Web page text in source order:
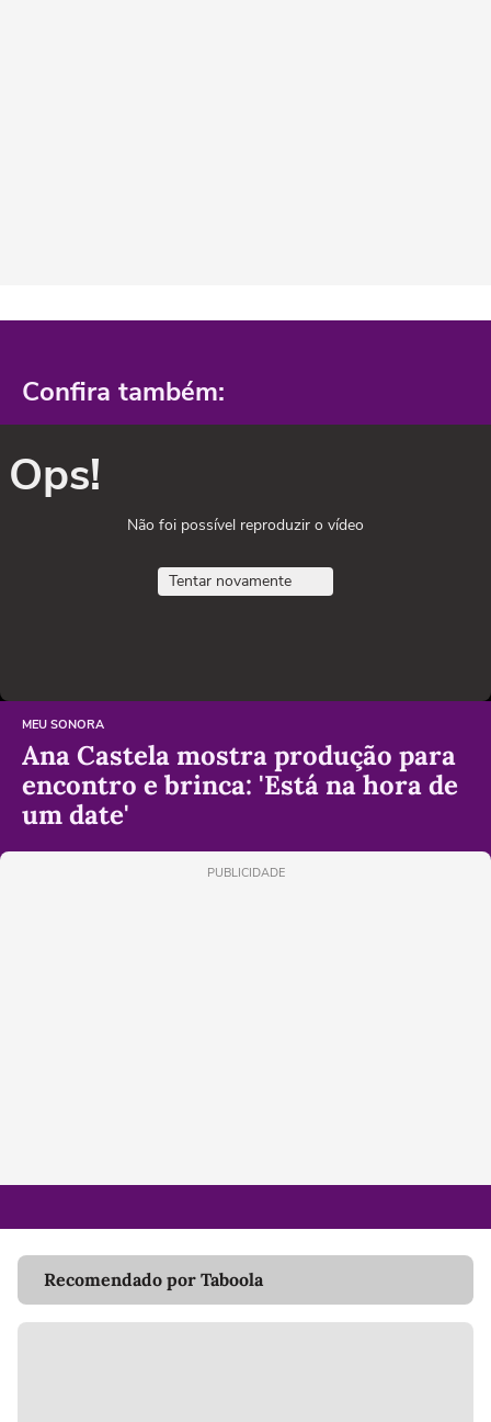
Confira também:
Ops!
Não foi possível reproduzir o vídeo
Tentar novamente
MEU SONORA
Ana Castela mostra produção para
encontro e brinca: 'Está na hora de
um date'
PUBLICIDADE
Recomendado por Taboola